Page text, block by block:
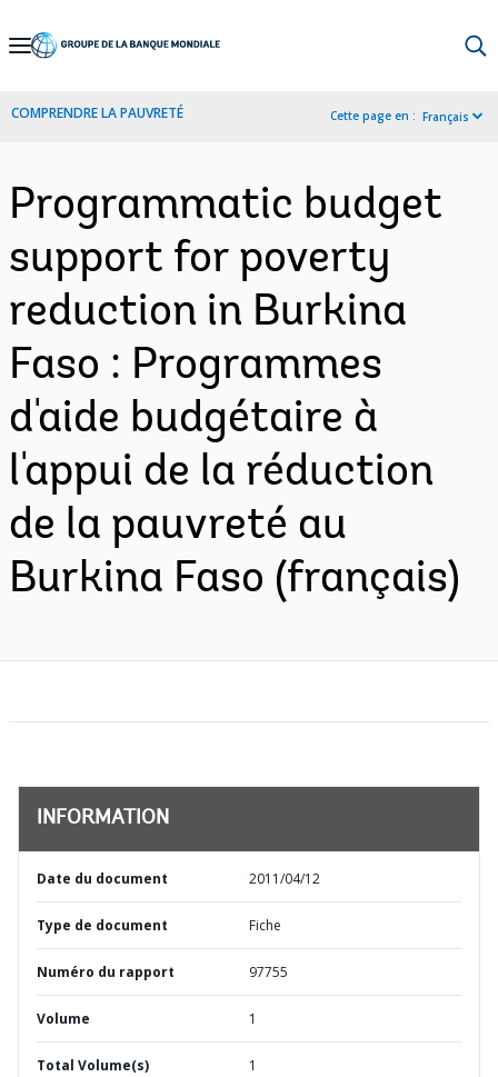
Skip
Navigation
COMPRENDRE LA PAUVRETÉ Cette page en : Français
Programmatic budget
support for poverty
reduction in Burkina
Faso : Programmes
d'aide budgétaire à
l'appui de la réduction
de la pauvreté au
Burkina Faso (français)
INFORMATION
Date du document 2011/04/12
Type de document Fiche
Numéro du rapport 97755
Volume 1
Total Volume(s) 1